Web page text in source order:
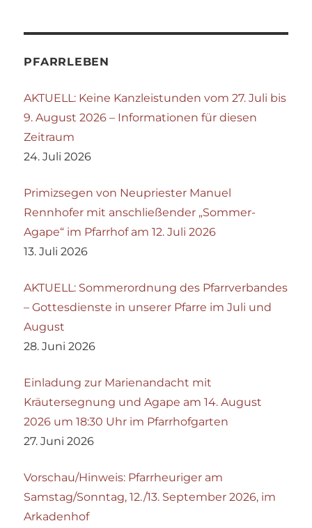
PFARRLEBEN
AKTUELL: Keine Kanzleistunden vom 27. Juli bis
9. August 2026 – Informationen für diesen
Zeitraum
24. Juli 2026
Primizsegen von Neupriester Manuel
Rennhofer mit anschließender „Sommer-
Agape“ im Pfarrhof am 12. Juli 2026
13. Juli 2026
AKTUELL: Sommerordnung des Pfarrverbandes
– Gottesdienste in unserer Pfarre im Juli und
August
28. Juni 2026
Einladung zur Marienandacht mit
Kräutersegnung und Agape am 14. August
2026 um 18:30 Uhr im Pfarrhofgarten
27. Juni 2026
Vorschau/Hinweis: Pfarrheuriger am
Samstag/Sonntag, 12./13. September 2026, im
Arkadenhof